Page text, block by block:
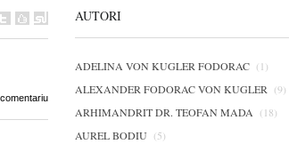
AUTORI
ADELINA VON KUGLER FODORAC (1)
ALEXANDER FODORAC VON KUGLER (9)
ARHIMANDRIT DR. TEOFAN MADA (18)
AUREL BODIU (5)